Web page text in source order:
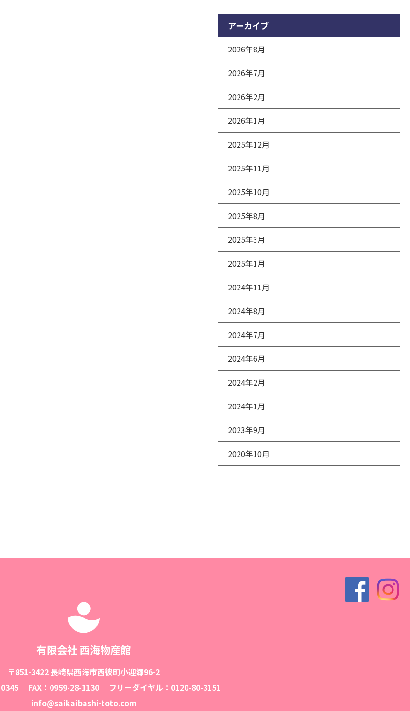
アーカイブ
2026年8月
2026年7月
2026年2月
2026年1月
2025年12月
2025年11月
2025年10月
2025年8月
2025年3月
2025年1月
2024年11月
2024年8月
2024年7月
2024年6月
2024年2月
2024年1月
2023年9月
2020年10月
有限会社 西海物産館
〒851-3422 長崎県西海市西彼町小迎郷96-2
FAX：0959-28-1130
フリーダイヤル：0120-80-3151
info@saikaibashi-toto.com